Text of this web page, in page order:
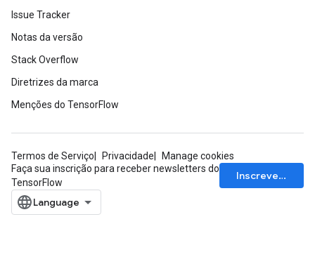
Issue Tracker
Notas da versão
Stack Overflow
Diretrizes da marca
Menções do TensorFlow
Termos de Serviço Privacidade
Manage cookies
Faça sua inscrição para receber newsletters do
TensorFlow
Inscrever-se